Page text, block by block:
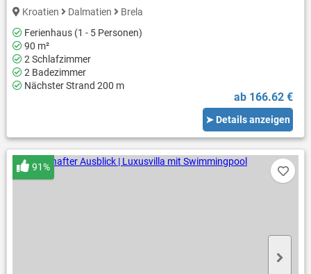
Kroatien Dalmatien
Brela
Ferienhaus (1 - 5 Personen)
90 m²
2 Schlafzimmer
2 Badezimmer
Nächster Strand 200 m
ab 166.62 €
➤ Details anzeigen
91%